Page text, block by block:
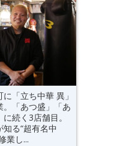
に「立ち中華 異」
。「あつ盛」「あ
続く3店舗目。
知る“超有名中
業し...